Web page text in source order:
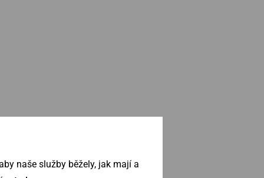
naše služby běžely, jak mají a